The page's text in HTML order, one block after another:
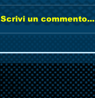
Scrivi un commento...